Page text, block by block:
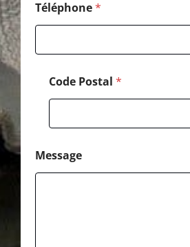
Téléphone*
Code Postal *
Message